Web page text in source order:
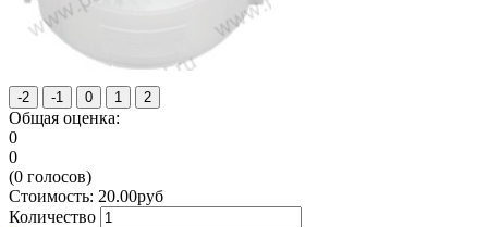
Общая оценка:
0
0
(0 голосов)
Стоимость: 20.00руб
Количество